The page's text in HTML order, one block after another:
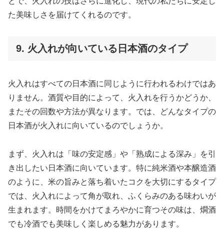
た美味しさを届けてくれるのです。
9. 火入れが向いている日本酒のタイプ
火入れはすべての日本酒に同じように行われるわけではあ
りません。酒質や目的によって、火入れを行うかどうか、
またその回数や方法が異なります。では、どんなタイプの
日本酒が火入れに向いているのでしょうか。
まず、火入れは「味の安定感」や「熟成による深み」を引
き出したい日本酒に向いています。特に純米酒や本醸造酒
のように、米の旨みと落ち着いたコクを大切にするタイプ
では、火入れによって角が取れ、ふくらみのある味わいが
生まれます。時間をかけてまろやかに育つその味は、燗酒
でも冷酒でも美味しく楽しめる魅力があります。